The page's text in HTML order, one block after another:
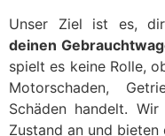
Unser Ziel ist es,
deinen
spielt es keine Rolle,
Motorschaden,
Schäden handelt.
Zustand an und